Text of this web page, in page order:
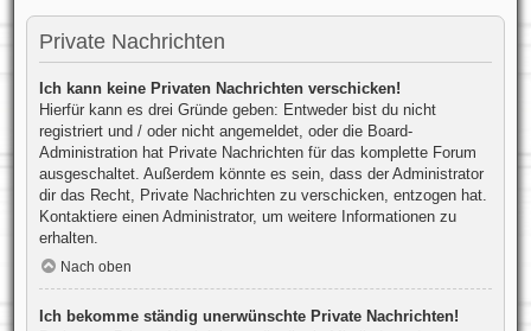
Private Nachrichten
Ich kann keine Privaten Nachrichten verschicken!
Hierfür kann es drei Gründe geben: Entweder bist du nicht
registriert und / oder nicht angemeldet, oder die Board-
Administration hat Private Nachrichten für das komplette Forum
ausgeschaltet. Außerdem könnte es sein, dass der Administrator
dir das Recht, Private Nachrichten zu verschicken, entzogen hat.
Kontaktiere einen Administrator, um weitere Informationen zu
erhalten.
Nach oben
Ich bekomme ständig unerwünschte Private Nachrichten!